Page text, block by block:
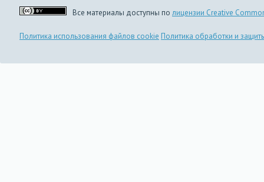
Все материалы доступны по лицензии Creative
Политика использования файлов cookie Политика обработки и